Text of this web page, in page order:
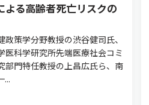
る高齢者死亡リスクの
策学分野教授の渋谷健司氏、
医科学研究所先端医療社会コミ
部門特任教授の上昌広氏ら、南
...